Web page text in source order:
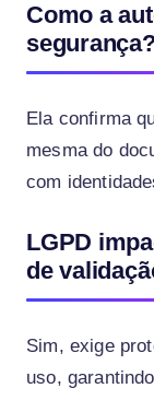
Como a
Ela confirma
mesma do
com
LGPD
de
Sim, exige
uso,